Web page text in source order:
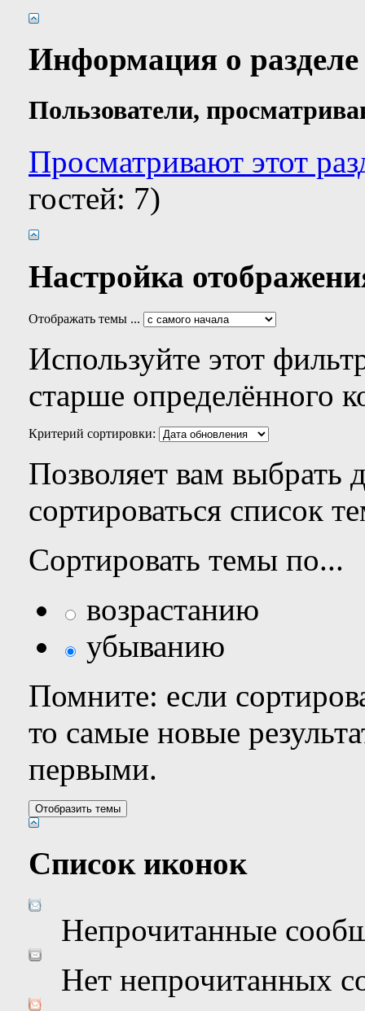
Информация о
Пользователи,
Просматривают этот
гостей: 7)
Настройка
Отображать темы ...
Используйте этот
старше определённого
Критерий сортировки:
Позволяет вам выбрать
сортироваться список
Сортировать темы по...
возрастанию
убыванию
Помните: если
то самые новые
первыми.
Список иконок
Непрочитанные
Нет непрочитанных